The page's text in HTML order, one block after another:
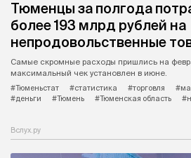
Тюменцы за полгода
более 193 млрд рублей на
непродовольственные
Самые скромные расходы пришлись на
максимальный чек установлен в июне.
#Тюменьстат
#статистика #торговля
#деньги
#Тюмень #Тюменская область
Вслух.ру